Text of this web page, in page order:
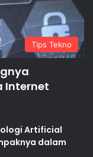
Tips Tekno
Internet
Artificial
dalam